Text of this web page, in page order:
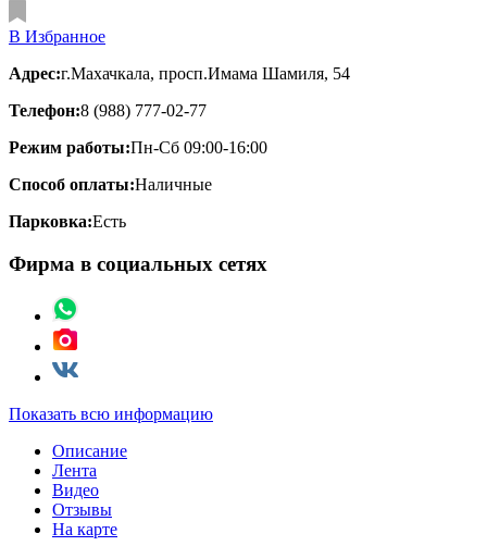
В Избранное
Адрес:г.Махачкала, просп.Имама Шамиля, 54
Телефон:8 (988) 777-02-77
Режим работы:Пн-Сб 09:00-16:00
Способ оплаты:Наличные
Парковка:Есть
Фирма в социальных сетях
Показать всю информацию
Описание
Лента
Видео
Отзывы
На карте